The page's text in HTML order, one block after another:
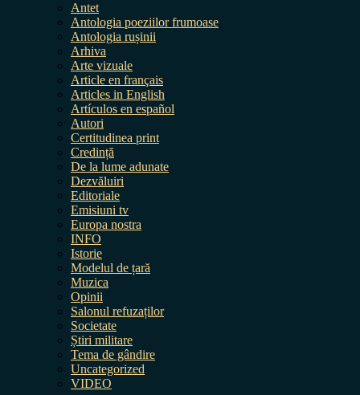
Antet
Antologia poeziilor frumoase
Antologia rușinii
Arhiva
Arte vizuale
Article en français
Articles in English
Artículos en español
Autori
Certitudinea print
Credință
De la lume adunate
Dezvăluiri
Editoriale
Emisiuni tv
Europa nostra
INFO
Istorie
Modelul de țară
Muzica
Opinii
Salonul refuzaților
Societate
Știri militare
Tema de gândire
Uncategorized
VIDEO